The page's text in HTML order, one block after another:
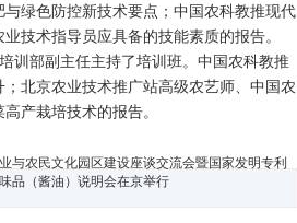
绿色防控新技术要点；中国农科教推现代
技术指导员应具备的技能素质的报告。
训部副主任主持了培训班。中国农科教推
北京农业技术推广站高级农艺师、中国农
产栽培技术的报告。
与农民文化园区建设座谈交流会暨国家发明专利
品（酱油）说明会在京举行